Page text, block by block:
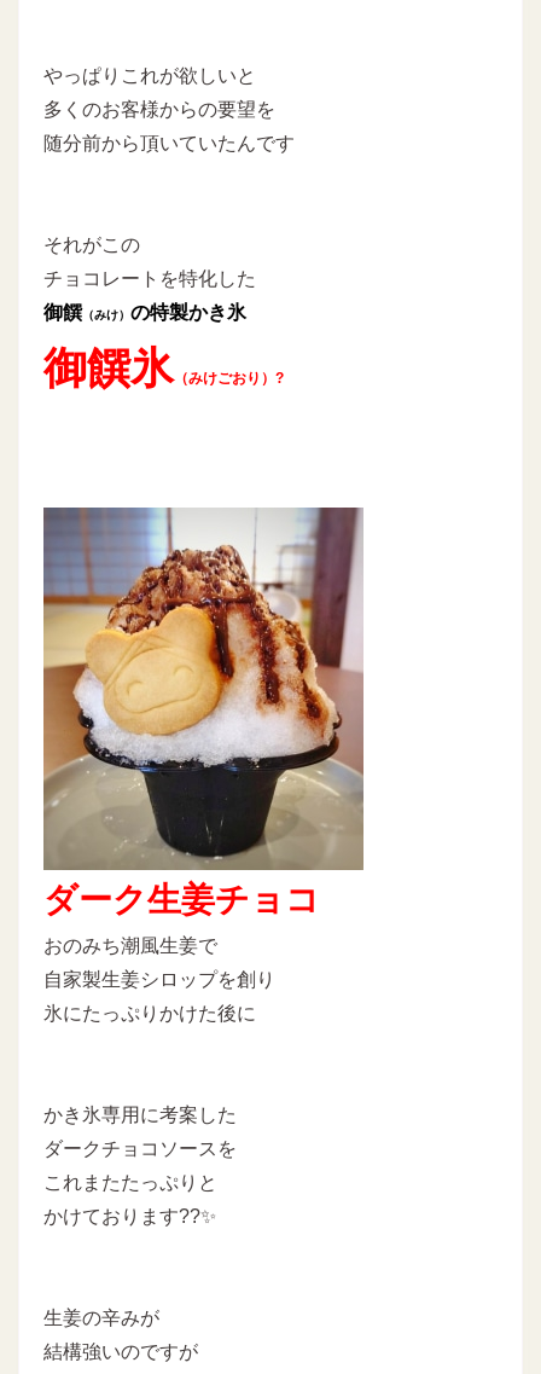
やっぱりこれが欲しいと
多くのお客様からの要望を
随分前から頂いていたんです
それがこの
チョコレートを特化した
御饌 （みけ） の特製かき氷
御饌氷（みけごおり）?
ダーク生姜チョコ
おのみち潮風生姜で
自家製生姜シロップを創り
氷にたっぷりかけた後に
かき氷専用に考案した
ダークチョコソースを
これまたたっぷりと
かけております??✨
生姜の辛みが
結構強いのですが